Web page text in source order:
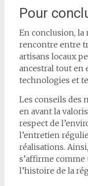
Pour
En conclusion, la
rencontre entre
artisans locaux
ancestral tout en
technologies et
Les conseils des
en avant la
respect de
l’entretien
réalisations.
s’affirme comme
l’histoire de la